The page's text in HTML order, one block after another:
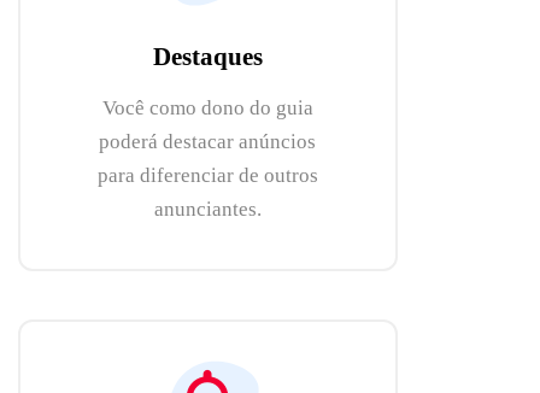
Destaques
Você como dono do guia
poderá destacar anúncios
para diferenciar de outros
anunciantes.